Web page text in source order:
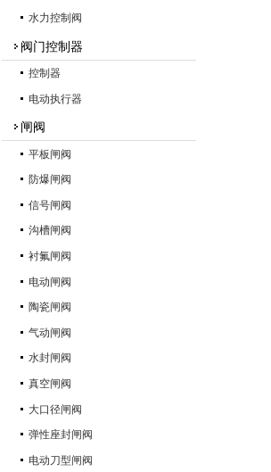
水力控制阀
阀门控制器
控制器
电动执行器
闸阀
平板闸阀
防爆闸阀
信号闸阀
沟槽闸阀
衬氟闸阀
电动闸阀
陶瓷闸阀
气动闸阀
水封闸阀
真空闸阀
大口径闸阀
弹性座封闸阀
电动刀型闸阀